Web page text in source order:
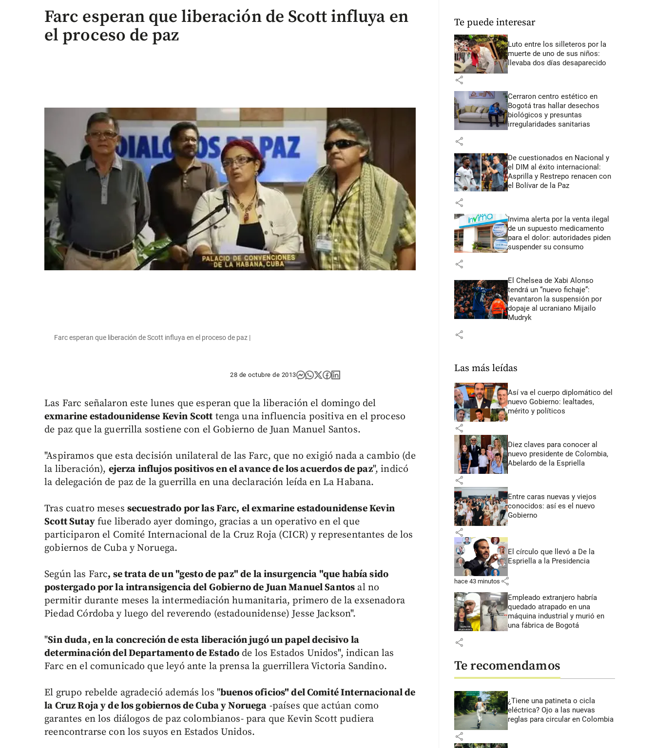
Farc esperan que liberación de Scott influya en
el proceso de paz
Farc esperan que liberación de Scott influya en el proceso de paz |
28 de octubre de 2013
Las Farc señalaron este lunes que esperan que la liberación el domingo del
exmarine estadounidense Kevin Scott tenga una influencia positiva en el proceso
de paz que la guerrilla sostiene con el Gobierno de Juan Manuel Santos.
"Aspiramos que esta decisión unilateral de las Farc, que no exigió nada a cambio (de
la liberación), ejerza influjos positivos en el avance de los acuerdos de paz", indicó
la delegación de paz de la guerrilla en una declaración leída en La Habana.
Tras cuatro meses secuestrado por las Farc, el exmarine estadounidense Kevin
Scott Sutayfue liberado ayer domingo, gracias a un operativo en el que
participaron el Comité Internacional de la Cruz Roja (CICR) y representantes de los
gobiernos de Cuba y Noruega.
Según las Farc, se trata de un "gesto de paz" de la insurgencia "que había sido
postergado por la intransigencia del Gobierno de Juan Manuel Santos al no
permitir durante meses la intermediación humanitaria, primero de la exsenadora
Piedad Córdoba y luego del reverendo (estadounidense) Jesse Jackson".
"Sin duda, en la concreción de esta liberación jugó un papel decisivo la
determinación del Departamento de Estado de los Estados Unidos", indican las
Farc en el comunicado que leyó ante la prensa la guerrillera Victoria Sandino.
El grupo rebelde agradeció además los "buenos oficios" del Comité Internacional de
la Cruz Roja y de los gobiernos de Cuba y Noruega -países que actúan como
garantes en los diálogos de paz colombianos- para que Kevin Scott pudiera
reencontrarse con los suyos en Estados Unidos.
Te puede interesar
Luto entre los silleteros por la
muerte de uno de sus niños:
llevaba dos días desaparecido
share
Cerraron centro estético en
Bogotá tras hallar desechos
biológicos y presuntas
irregularidades sanitarias
share
De cuestionados en Nacional y
el DIM al éxito internacional:
Asprilla y Restrepo renacen con
el Bolívar de la Paz
share
Invima alerta por la venta ilegal
de un supuesto medicamento
para el dolor: autoridades piden
suspender su consumo
share
El Chelsea de Xabi Alonso
tendrá un “nuevo fichaje”:
levantaron la suspensión por
dopaje al ucraniano Mijailo
Mudryk
share
Las más leídas
Así va el cuerpo diplomático del
nuevo Gobierno: lealtades,
mérito y políticos
share
Diez claves para conocer al
nuevo presidente de Colombia,
Abelardo de la Espriella
share
Entre caras nuevas y viejos
conocidos: así es el nuevo
Gobierno
share
El círculo que llevó a De la
Espriella a la Presidencia
hace 43 minutos share
Empleado extranjero habría
quedado atrapado en una
máquina industrial y murió en
una fábrica de Bogotá
share
Te recomendamos
¿Tiene una patineta o cicla
eléctrica? Ojo a las nuevas
reglas para circular en Colombia
share